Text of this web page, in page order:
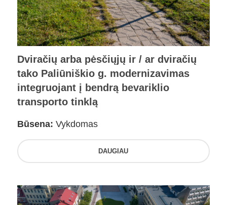
Dviračių arba pėsčiųjų ir / ar dviračių
tako Paliūniškio g. modernizavimas
integruojant į bendrą bevariklio
transporto tinklą
Būsena: Vykdomas
DAUGIAU